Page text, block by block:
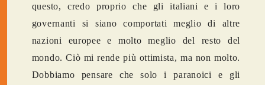
questo, credo proprio che gli italiani e i loro
governanti si siano comportati meglio di altre
nazioni europee e molto meglio del resto del
mondo. Ciò mi rende più ottimista, ma non molto.
Dobbiamo pensare che solo i paranoici e gli